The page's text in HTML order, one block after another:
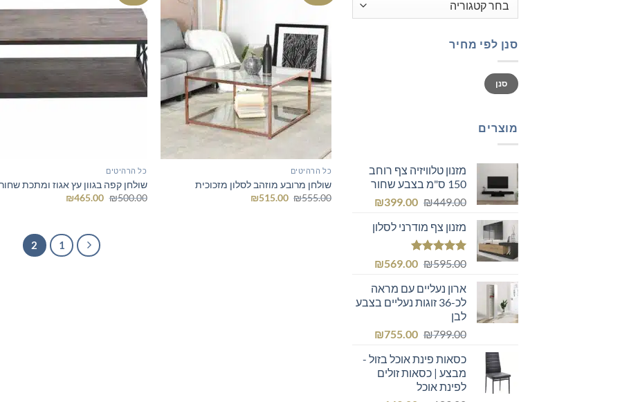
סנן לפי מחיר
מחיר
מינימלי
מחיר
מקסימלי
סנן
מוצרים
מזנון טלוויזיה צף רוחב
150 ס"מ בצבע שחור
₪449.00
המחיר
היה:
₪449.00.
₪399.00
המחיר
הוא:מזנון צף מודרני לסלון
דורג5.00
₪595.00
המחיר
היה:
₪595.00.
₪569.00
המחיר
הוא:
₪569.00.
ארון נעליים עם מראה
לכ-36 זוגות נעליים בצבע
לבן
₪799.00
המחיר
היה:
₪799.00.
₪755.00
המחיר
הוא:
כסאות פינת אוכל בזול -
מבצע | כסאות זולים
לפינת אוכל
כל הרהיטים
שולחן מרובע מוזהב לסלון מזכוכית
₪555.00
המחיר ₪515.00
כל הרהיטים
שולחן קפה בגוון עץ אגוז ומתכת
₪500.00
המחיר ₪465.00
המחיר
1
2